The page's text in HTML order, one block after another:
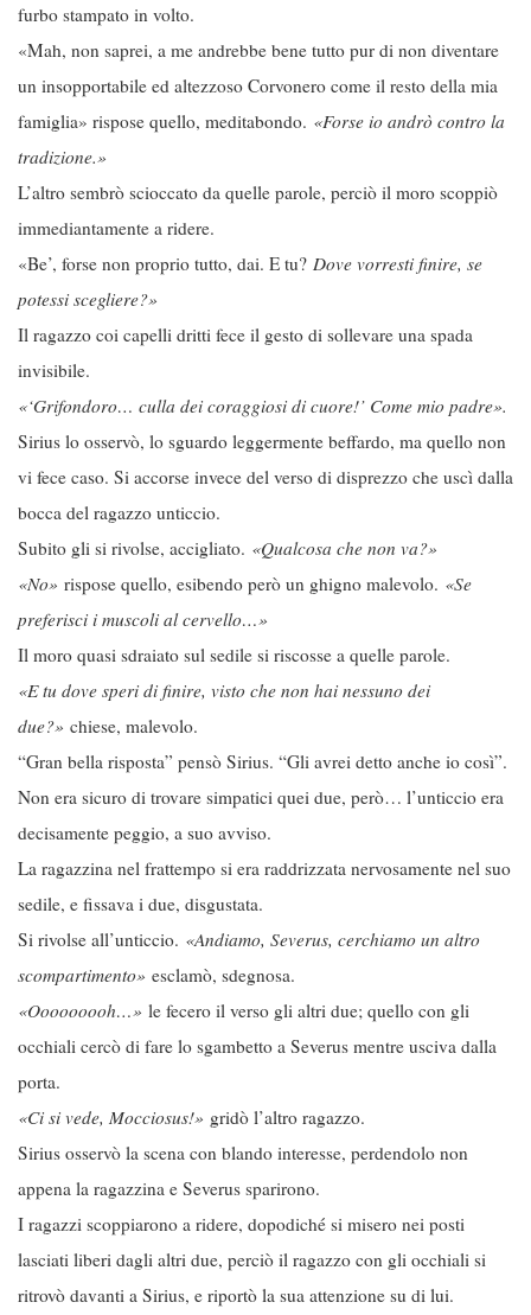
furbo stampato in volto.
«Mah, non saprei, a me andrebbe bene tutto pur di non diventare
un insopportabile ed altezzoso Corvonero come il resto della mia
famiglia» rispose quello, meditabondo. «Forse io andrò contro la
tradizione.»
L’altro sembrò scioccato da quelle parole, perciò il moro scoppiò
immediantamente a ridere.
«Be’, forse non proprio tutto, dai. E tu? Dove vorresti finire, se
potessi scegliere?»
Il ragazzo coi capelli dritti fece il gesto di sollevare una spada
invisibile.
«‘Grifondoro… culla dei coraggiosi di cuore!’ Come mio padre».
Sirius lo osservò, lo sguardo leggermente beffardo, ma quello non
vi fece caso. Si accorse invece del verso di disprezzo che uscì dalla
bocca del ragazzo unticcio.
Subito gli si rivolse, accigliato. «Qualcosa che non va?»
«No» rispose quello, esibendo però un ghigno malevolo. «Se
preferisci i muscoli al cervello…»
Il moro quasi sdraiato sul sedile si riscosse a quelle parole.
«E tu dove speri di finire, visto che non hai nessuno dei
due?» chiese, malevolo.
“Gran bella risposta” pensò Sirius. “Gli avrei detto anche io così”.
Non era sicuro di trovare simpatici quei due, però… l’unticcio era
decisamente peggio, a suo avviso.
La ragazzina nel frattempo si era raddrizzata nervosamente nel suo
sedile, e fissava i due, disgustata.
Si rivolse all’unticcio. «Andiamo, Severus, cerchiamo un altro
scompartimento» esclamò, sdegnosa.
«Ooooooooh…» le fecero il verso gli altri due; quello con gli
occhiali cercò di fare lo sgambetto a Severus mentre usciva dalla
porta.
«Ci si vede, Mocciosus!» gridò l’altro ragazzo.
Sirius osservò la scena con blando interesse, perdendolo non
appena la ragazzina e Severus sparirono.
I ragazzi scoppiarono a ridere, dopodiché si misero nei posti
lasciati liberi dagli altri due, perciò il ragazzo con gli occhiali si
ritrovò davanti a Sirius, e riportò la sua attenzione su di lui.